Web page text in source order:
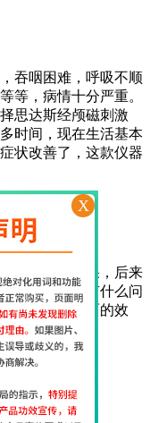
吞咽困难，呼吸不顺
等，病情十分严重。
思达斯经颅磁刺激
时间，现在生活基本
状改善了，这款仪器
南京市
会用没有效果，后来
务很周到，有什么问
使用期待后面的效
南京市网友]
X